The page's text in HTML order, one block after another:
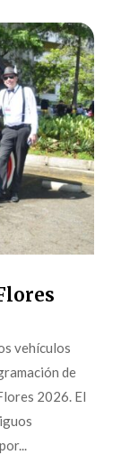
vehículos
de
2026. El